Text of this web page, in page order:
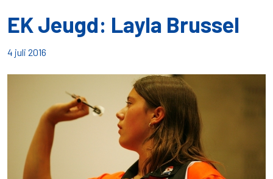
EK Jeugd: Layla Brussel
4 juli 2016